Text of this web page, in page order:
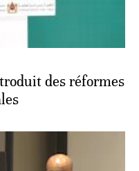
des réformes